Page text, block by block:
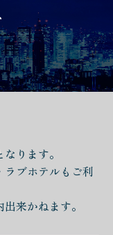
ります。
ブホテルもご利
来かねます。